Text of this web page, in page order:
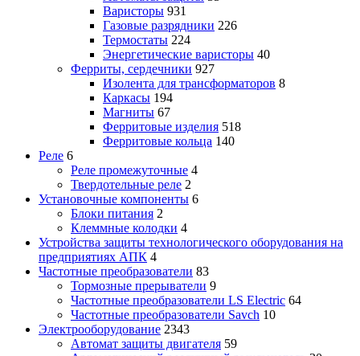
Варисторы 931
Газовые разрядники 226
Термостаты 224
Энергетические варисторы 40
Ферриты, сердечники 927
Изолента для трансформаторов 8
Каркасы 194
Магниты 67
Ферритовые изделия 518
Ферритовые кольца 140
Реле 6
Реле промежуточные 4
Твердотельные реле 2
Установочные компоненты 6
Блоки питания 2
Клеммные колодки 4
Устройства защиты технологического оборудования на
предприятиях АПК 4
Частотные преобразователи 83
Тормозные прерыватели 9
Частотные преобразователи LS Electric 64
Частотные преобразователи Savch 10
Электрооборудование 2343
Автомат защиты двигателя 59